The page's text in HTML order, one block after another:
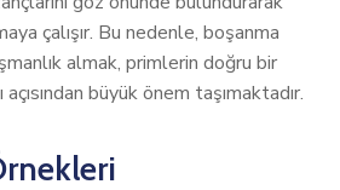
çalışır. Bu nedenle, boşanma
almak, primlerin doğru bir
büyük önem taşımaktadır.